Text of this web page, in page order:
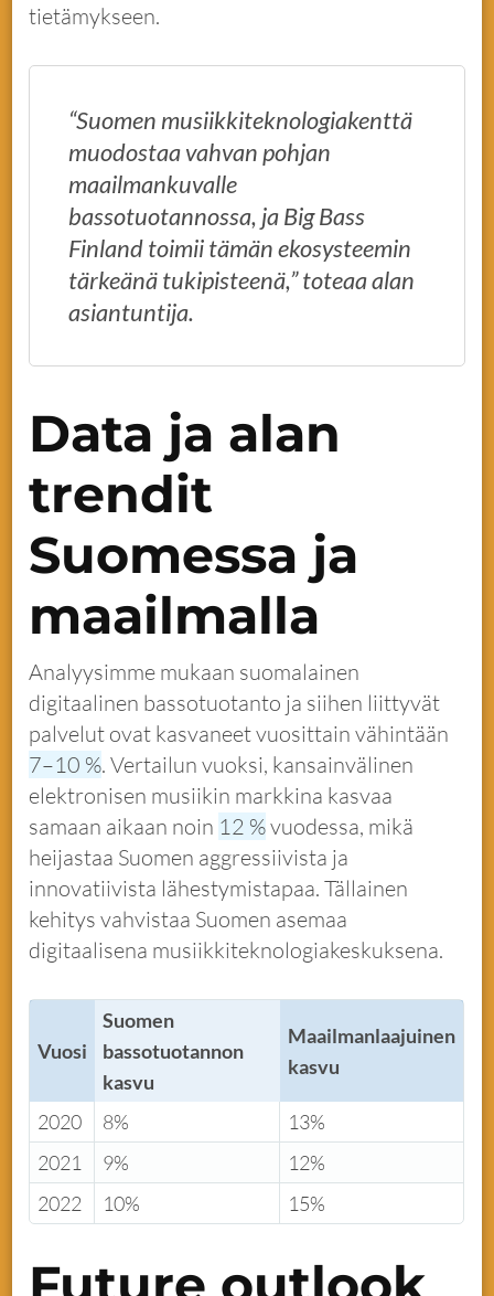
tietämykseen.
“Suomen musiikkiteknologiakenttä
muodostaa vahvan pohjan
maailmankuvalle
bassotuotannossa, ja Big Bass
Finland toimii tämän ekosysteemin
tärkeänä tukipisteenä,” toteaa alan
asiantuntija.
Data ja alan
trendit
Suomessa ja
maailmalla
Analyysimme mukaan suomalainen
digitaalinen bassotuotanto ja siihen liittyvät
palvelut ovat kasvaneet vuosittain vähintään
7–10 %. Vertailun vuoksi, kansainvälinen
elektronisen musiikin markkina kasvaa
samaan aikaan noin 12 %vuodessa, mikä
heijastaa Suomen aggressiivista ja
innovatiivista lähestymistapaa. Tällainen
kehitys vahvistaa Suomen asemaa
digitaalisena musiikkiteknologiakeskuksena.
Vuosi
Suomen
bassotuotannon
kasvu
Maailmanlaajuinen
kasvu
2020 8%
13%
2021
9%
12%
2022
10% 15%